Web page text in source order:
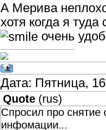
А Мерива
хотя когда я
очень
Дата: Пятница,
Quote (rus)
Спросил про снятие
инфомации...